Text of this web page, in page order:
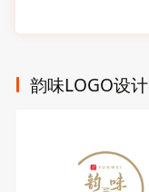
韵味LOGO设计